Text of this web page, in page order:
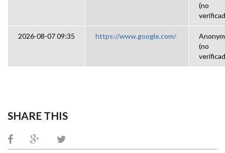
(no
2026-08-07 09:35 https://www.google.com/
(no
SHARE THIS